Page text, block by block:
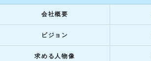
会社概要
ビジョン
求める人物像